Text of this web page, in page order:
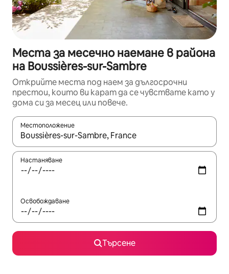
Места за месечно наемане в района
на Boussières-sur-Sambre
Открийте места под наем за дългосрочни
престои, които ви карат да се чувствате като у
дома си за месец или повече.
Местоположение
Когато резултатите се покажат, използвайте
Настаняване
Освобождаване
Търсене